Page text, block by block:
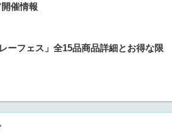
催情報
ーフェス」全15品商品詳細とお得な限